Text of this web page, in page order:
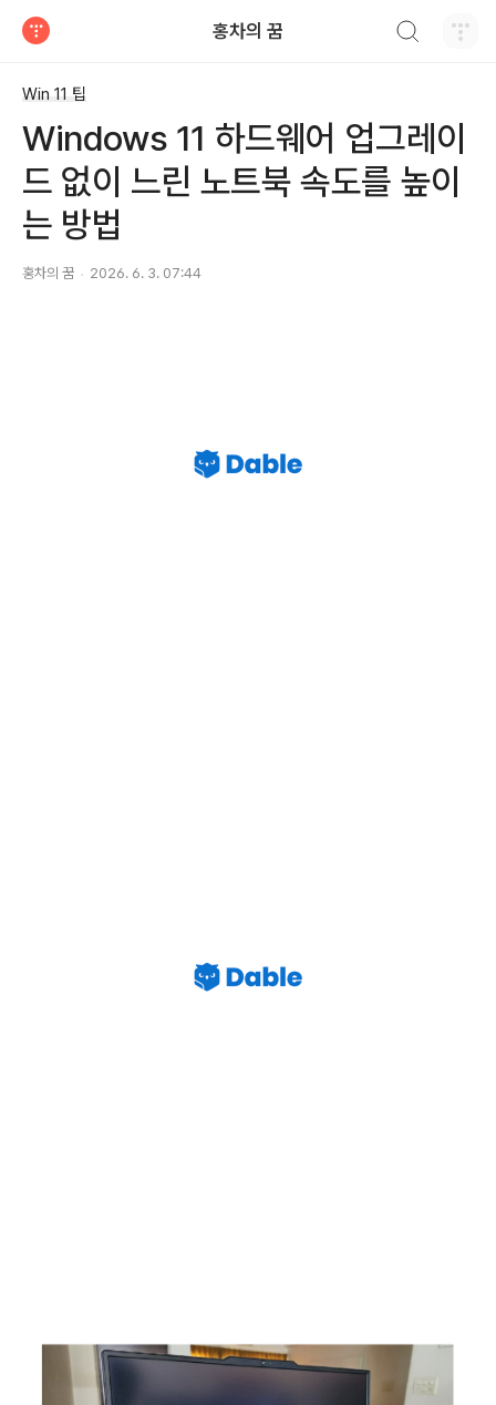
홍차의 꿈
Win 11 팁
Windows 11 하드웨어 업그레이
드 없이 느린 노트북 속도를 높이
는 방법
홍차의 꿈 2026. 6. 3. 07:44